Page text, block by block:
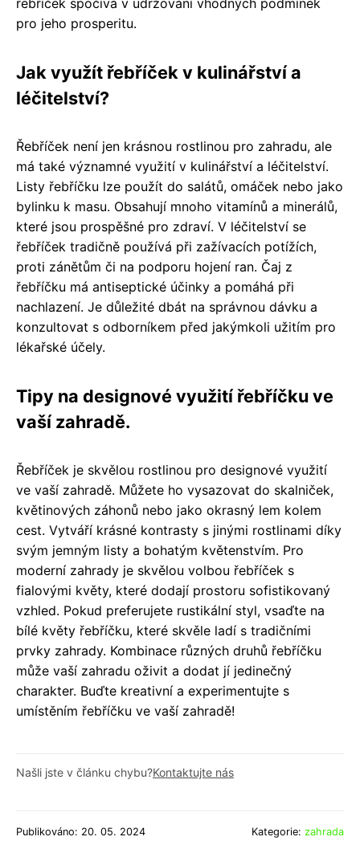
pro jeho prosperitu.
Jak využít řebříček v kulinářství a
léčitelství?
Řebříček není jen krásnou rostlinou pro zahradu, ale
má také významné využití v kulinářství a léčitelství.
Listy řebříčku lze použít do salátů, omáček nebo jako
bylinku k masu. Obsahují mnoho vitamínů a minerálů,
které jsou prospěšné pro zdraví. V léčitelství se
řebříček tradičně používá při zažívacích potížích,
proti zánětům či na podporu hojení ran. Čaj z
řebříčku má antiseptické účinky a pomáhá při
nachlazení. Je důležité dbát na správnou dávku a
konzultovat s odborníkem před jakýmkoli užitím pro
lékařské účely.
Tipy na designové využití řebříčku ve
vaší zahradě.
Řebříček je skvělou rostlinou pro designové využití
ve vaší zahradě. Můžete ho vysazovat do skalniček,
květinových záhonů nebo jako okrasný lem kolem
cest. Vytváří krásné kontrasty s jinými rostlinami díky
svým jemným listy a bohatým květenstvím. Pro
moderní zahrady je skvělou volbou řebříček s
fialovými květy, které dodají prostoru sofistikovaný
vzhled. Pokud preferujete rustikální styl, vsaďte na
bílé květy řebříčku, které skvěle ladí s tradičními
prvky zahrady. Kombinace různých druhů řebříčku
může vaší zahradu oživit a dodat jí jedinečný
charakter. Buďte kreativní a experimentujte s
umístěním řebříčku ve vaší zahradě!
Našli jste v článku chybu?Kontaktujte nás
Publikováno: 20. 05. 2024 Kategorie: zahrada